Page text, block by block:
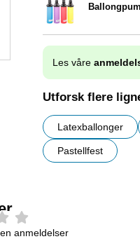
Varenummer 9838
Les våre
Utforsk flere
Latexballonger
Pastellfest
anmeldelser